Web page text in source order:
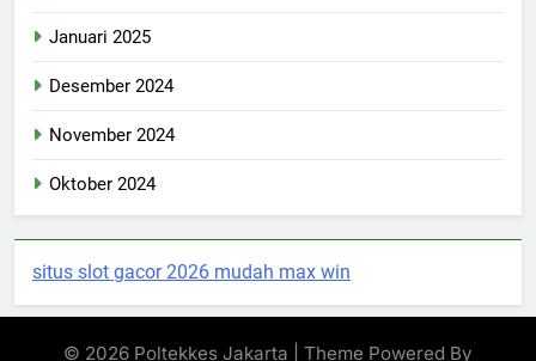
Januari 2025
Desember 2024
November 2024
Oktober 2024
situs slot gacor 2026 mudah max win
© 2026 Poltekkes Jakarta | Theme Powered By